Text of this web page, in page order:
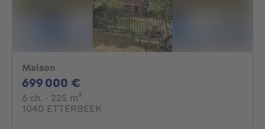
Maison
699 000 €
6 ch. 6 chambres
· 225 m²
1040 ETTERBEEK